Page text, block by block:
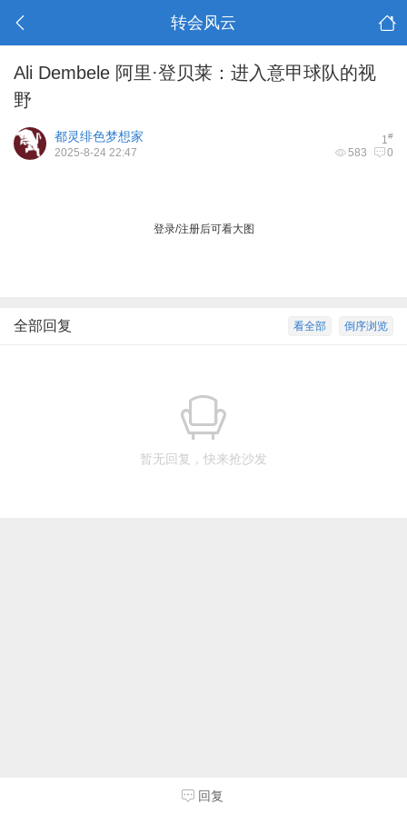
转会风云
Ali Dembele 阿里·登贝莱：进入意甲球队的视
野
1#
都灵绯色梦想家
583 0
2025-8-24 22:47
登录/注册后可看大图
倒序浏览
看全部
全部回复
暂无回复，快来抢沙发
回复